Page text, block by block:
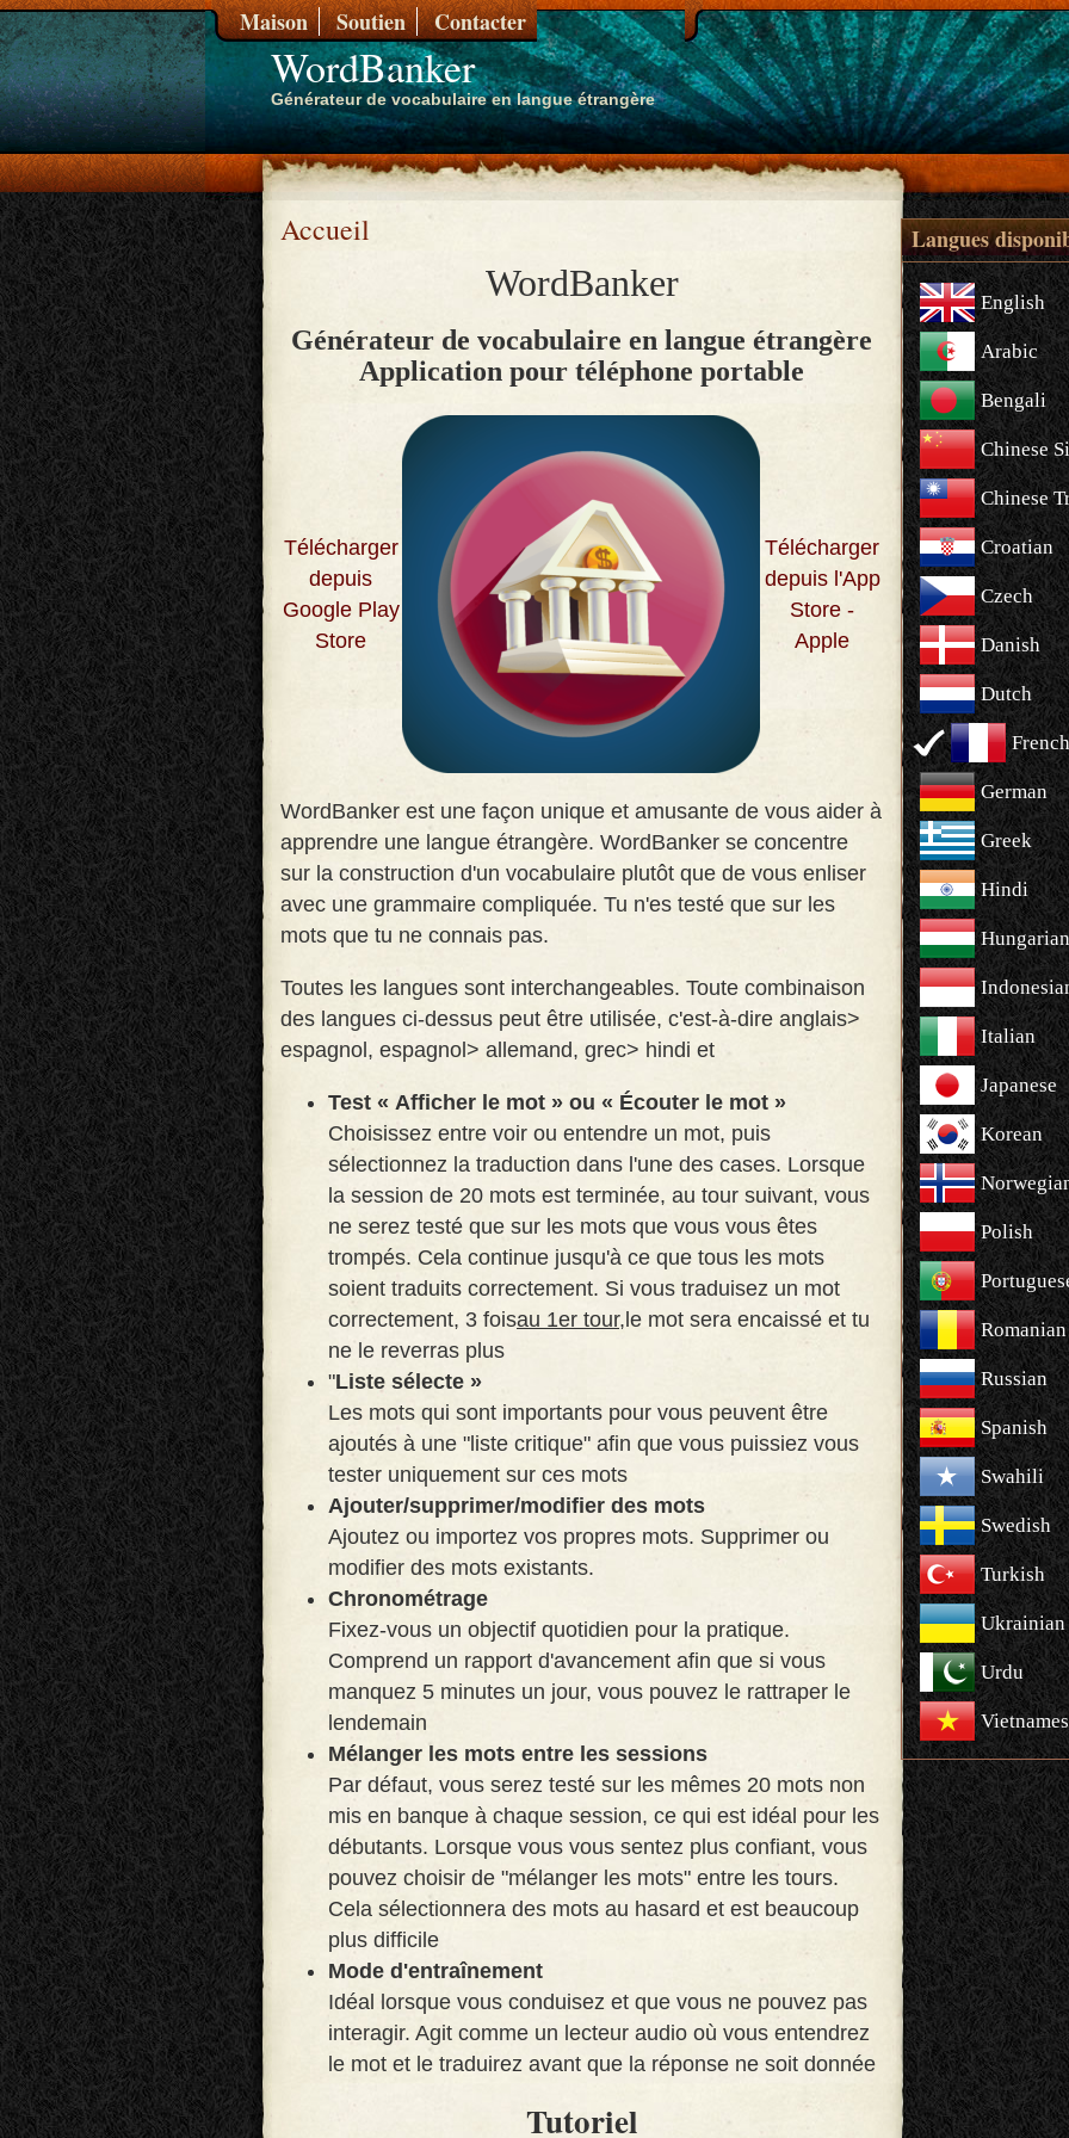
WordBanker
Générateur de vocabulaire en langue étrangère
Maison Soutien Contacter
Accueil
WordBanker
Générateur de vocabulaire en langue étrangère
Application pour téléphone portable
Télécharger
depuis
Google Play
Store
Télécharger
depuis l'App
Store -
Apple
WordBanker est une façon unique et amusante de vous aider à
apprendre une langue étrangère. WordBanker se concentre
sur la construction d'un vocabulaire plutôt que de vous enliser
avec une grammaire compliquée. Tu n'es testé que sur les
mots que tu ne connais pas.
Toutes les langues sont interchangeables. Toute combinaison
des langues ci-dessus peut être utilisée, c'est-à-dire anglais>
espagnol, espagnol> allemand, grec> hindi et
Test « Afficher le mot » ou « Écouter le mot »
Choisissez entre voir ou entendre un mot, puis
sélectionnez la traduction dans l'une des cases. Lorsque
la session de 20 mots est terminée, au tour suivant, vous
ne serez testé que sur les mots que vous vous êtes
trompés. Cela continue jusqu'à ce que tous les mots
soient traduits correctement. Si vous traduisez un mot
correctement, 3 foisau 1er tour,le mot sera encaissé et tu
ne le reverras plus
"Liste sélecte »
Les mots qui sont importants pour vous peuvent être
ajoutés à une "liste critique" afin que vous puissiez vous
tester uniquement sur ces mots
Ajouter/supprimer/modifier des mots
Ajoutez ou importez vos propres mots. Supprimer ou
modifier des mots existants.
Chronométrage
Fixez-vous un objectif quotidien pour la pratique.
Comprend un rapport d'avancement afin que si vous
manquez 5 minutes un jour, vous pouvez le rattraper le
lendemain
Mélanger les mots entre les sessions
Par défaut, vous serez testé sur les mêmes 20 mots non
mis en banque à chaque session, ce qui est idéal pour les
débutants. Lorsque vous vous sentez plus confiant, vous
pouvez choisir de "mélanger les mots" entre les tours.
Cela sélectionnera des mots au hasard et est beaucoup
plus difficile
Mode d'entraînement
Idéal lorsque vous conduisez et que vous ne pouvez pas
interagir. Agit comme un lecteur audio où vous entendrez
le mot et le traduirez avant que la réponse ne soit donnée
Tutoriel
Langues
English
Arabic
Bengali
Chinese
Chinese
Croatian
Czech
Danish
Dutch
French
German
Greek
Hindi
Hungarian
Italian
Japanese
Korean
Polish
Romanian
Russian
Spanish
Swahili
Swedish
Turkish
Ukrainian
Urdu